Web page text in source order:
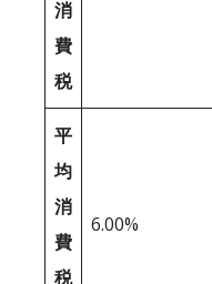
消
費
税
平
均
消
費
税
6.00%